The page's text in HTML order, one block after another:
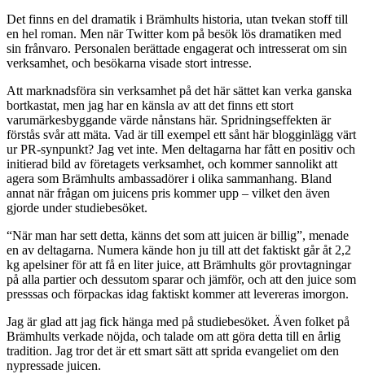
Det finns en del dramatik i Brämhults historia, utan tvekan stoff till
en hel roman. Men när Twitter kom på besök lös dramatiken med
sin frånvaro. Personalen berättade engagerat och intresserat om sin
verksamhet, och besökarna visade stort intresse.
Att marknadsföra sin verksamhet på det här sättet kan verka ganska
bortkastat, men jag har en känsla av att det finns ett stort
varumärkesbyggande värde nånstans här. Spridningseffekten är
förstås svår att mäta. Vad är till exempel ett sånt här blogginlägg värt
ur PR-synpunkt? Jag vet inte. Men deltagarna har fått en positiv och
initierad bild av företagets verksamhet, och kommer sannolikt att
agera som Brämhults ambassadörer i olika sammanhang. Bland
annat när frågan om juicens pris kommer upp – vilket den även
gjorde under studiebesöket.
“När man har sett detta, känns det som att juicen är billig”, menade
en av deltagarna. Numera kände hon ju till att det faktiskt går åt 2,2
kg apelsiner för att få en liter juice, att Brämhults gör provtagningar
på alla partier och dessutom sparar och jämför, och att den juice som
presssas och förpackas idag faktiskt kommer att levereras imorgon.
Jag är glad att jag fick hänga med på studiebesöket. Även folket på
Brämhults verkade nöjda, och talade om att göra detta till en årlig
tradition. Jag tror det är ett smart sätt att sprida evangeliet om den
nypressade juicen.